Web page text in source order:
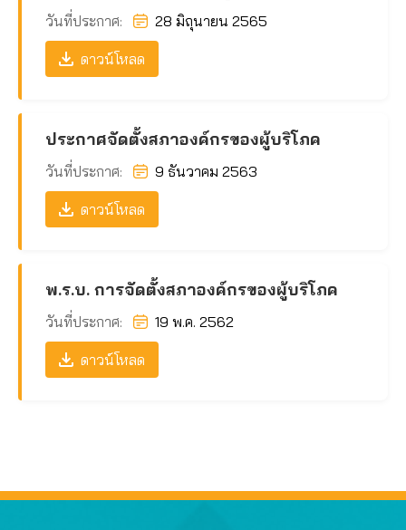
วันที่ประกาศ: 28 มิถุนายน 2565
ดาวน์โหลด
ประกาศจัดตั้งสภาองค์กรของผู้บริโภค
วันที่ประกาศ: 9 ธันวาคม 2563
ดาวน์โหลด
พ.ร.บ. การจัดตั้งสภาองค์กรของผู้บริโภค
วันที่ประกาศ: 19 พ.ค. 2562
ดาวน์โหลด